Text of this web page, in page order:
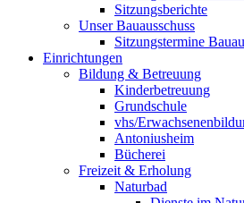
Sitzungsberichte
Unser Bauausschuss
Sitzungstermine
Einrichtungen
Bildung & Betreuung
Kinderbetreuung
Grundschule
vhs/
Antoniusheim
Bücherei
Freizeit & Erholung
Naturbad